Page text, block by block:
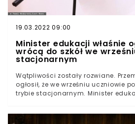
19.03.2022 09:00
Minister edukacji właśnie
wrócą do szkół we
stacjonarnym
Wątpliwości zostały rozwiane.
ogłosił, że we wrześniu uczniowie
trybie stacjonarnym. Minister